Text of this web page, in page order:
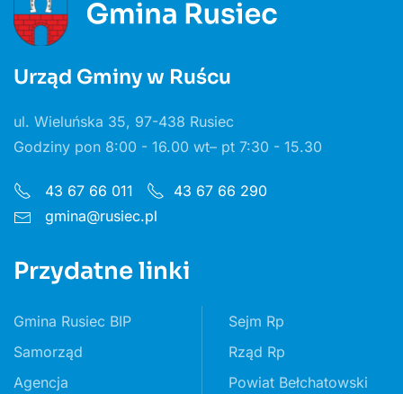
Urząd Gminy w Ruścu
ul. Wieluńska 35, 97-438 Rusiec
Godziny pon 8:00 - 16.00 wt– pt 7:30 - 15.30
43 67 66 011
43 67 66 290
gmina@rusiec.pl
Przydatne linki
Gmina Rusiec BIP
Samorząd
Agencja
Sejm Rp
Rząd Rp
Powiat Bełchatowski